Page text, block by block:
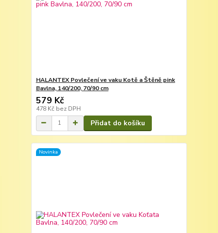
HALANTEX Povlečení ve vaku Kotě a Štěně pink
Bavlna, 140/200, 70/90 cm
579 Kč
478 Kč bez DPH
Přidat do košíku
Novinka